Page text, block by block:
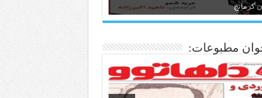
و ادبیات کردی
مطبوعات: